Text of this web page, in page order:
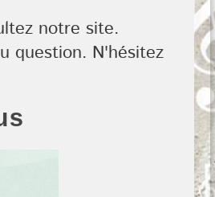
notre site.
question. N'hésitez